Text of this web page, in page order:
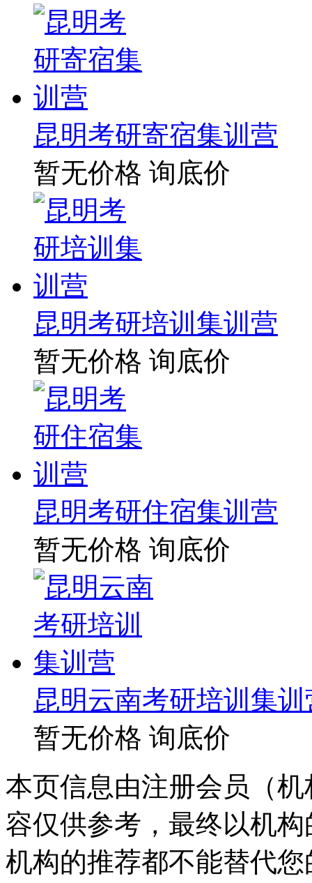
昆明考研寄宿集训营
暂无价格 询底价
昆明考研培训集训营
暂无价格 询底价
昆明考研住宿集训营
暂无价格 询底价
昆明云南考研培训集训
暂无价格 询底价
本页信息由注册会员（
容仅供参考，最终以机
机构的推荐都不能替代